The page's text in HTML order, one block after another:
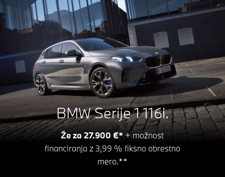
BMW Serije 1 116i.
Že za 27.900 €* + možnost
financiranja z 3,99 % fiksno obrestno
mero.**